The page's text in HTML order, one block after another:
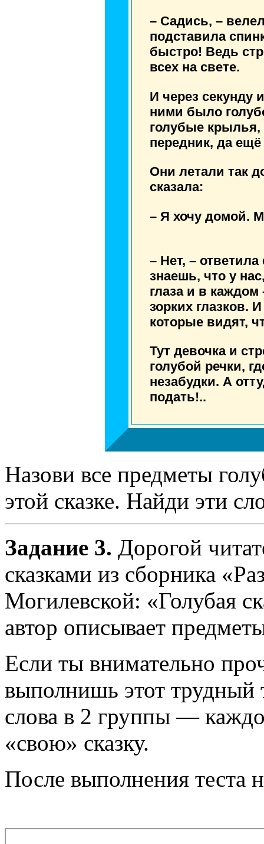
– Садись, –
подставила
быстро! Ведь
всех на свете.
И через секунду
ними было
голубые крылья,
передник, да
Они летали так
сказала:
– Я хочу домой.
– Нет, –
знаешь, что у
глаза и в
зорких глазков.
которые видят,
Тут девочка и
голубой речки,
незабудки. А
подать!..
Назови все предметы
этой сказке. Найди эти
Задание 3. Дорогой
сказками из сборника
Могилевской: «Голубая
автор описывает
Если ты внимательно
выполнишь этот трудный
слова в 2 группы —
«свою» сказку.
После выполнения теста